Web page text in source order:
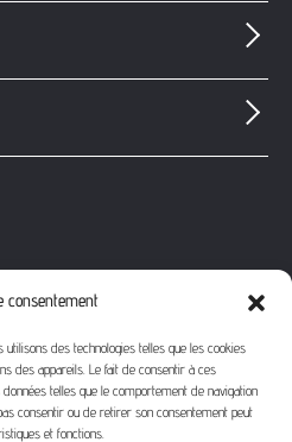
consentement
des technologies telles que les cookies
des appareils. Le fait de consentir à ces
telles que le comportement de navigation
consentir ou de retirer son consentement peut
et fonctions.